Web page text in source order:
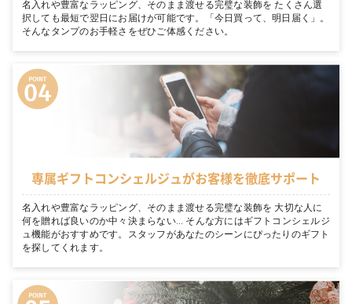
名入れや豊富なラッピング、そのまま渡せる完璧な装飾を たくさん選
択しても最短で翌日にお届けが可能です。「今日買って、明日届く」。
そんなタンプのお手軽さをぜひご体感ください。
専属ギフトコンシェルジュがお客様を徹底サポート
名入れや豊富なラッピング、そのまま渡せる完璧な装飾を 大切な人に
何を贈れば良いのか中々決まらない… そんな方にはギフトコンシェルジ
ュ機能がおすすめです。スタッフがあなたのシーンにぴったりのギフト
を探してくれます。